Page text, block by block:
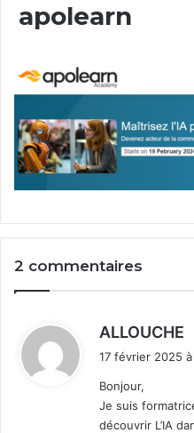
apolearn
2 commentaires
ALLOUCHE
:
17 février 2025
Bonjour,
Je suis
découvrir L’IA